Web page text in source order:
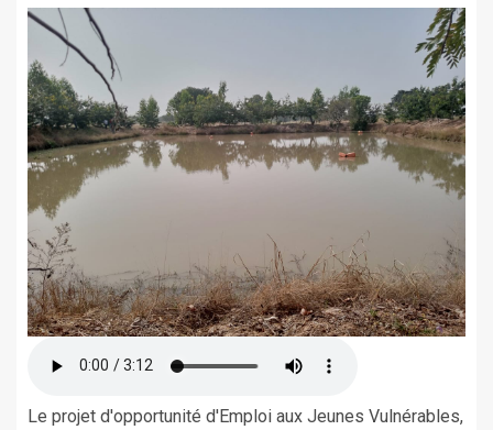
Le projet d'opportunité d'Emploi aux Jeunes Vulnérables,